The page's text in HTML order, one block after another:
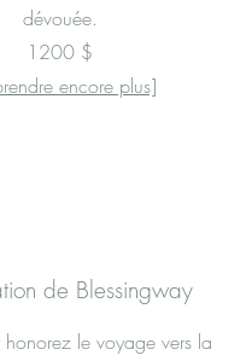
dévouée.
1200 $
encore plus]
de Blessingway
le voyage vers la